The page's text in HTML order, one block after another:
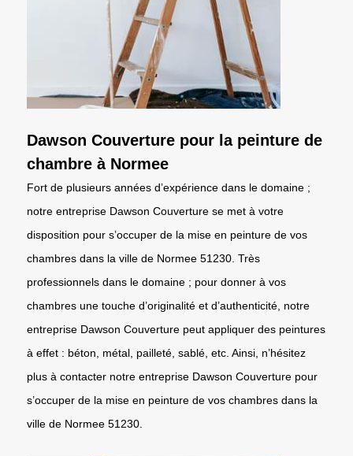
Dawson Couverture pour la peinture de
chambre à Normee
Fort de plusieurs années d’expérience dans le domaine ;
notre entreprise Dawson Couverture se met à votre
disposition pour s’occuper de la mise en peinture de vos
chambres dans la ville de Normee 51230. Très
professionnels dans le domaine ; pour donner à vos
chambres une touche d’originalité et d’authenticité, notre
entreprise Dawson Couverture peut appliquer des peintures
à effet : béton, métal, pailleté, sablé, etc. Ainsi, n’hésitez
plus à contacter notre entreprise Dawson Couverture pour
s’occuper de la mise en peinture de vos chambres dans la
ville de Normee 51230.